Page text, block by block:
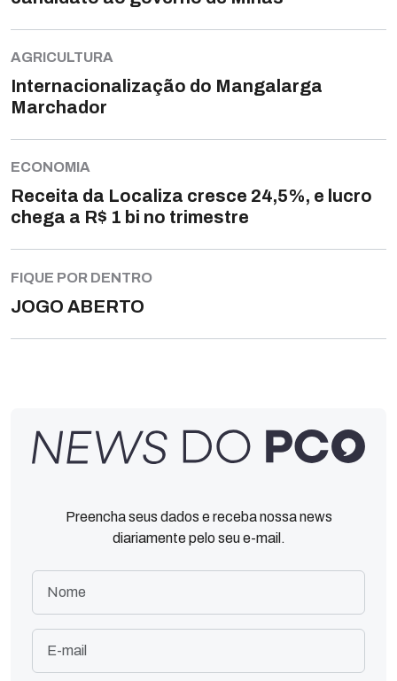
AGRICULTURA
Internacionalização do Mangalarga
Marchador
ECONOMIA
Receita da Localiza cresce 24,5%, e lucro
chega a R$ 1 bi no trimestre
FIQUE POR DENTRO
JOGO ABERTO
Preencha seus dados e receba nossa news
diariamente pelo seu e-mail.